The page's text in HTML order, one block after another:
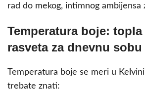
rad do mekog, intimnog ambijensa
Temperatura boje:
rasveta za dnevnu sobu
Temperatura boje se meri u
trebate znati: